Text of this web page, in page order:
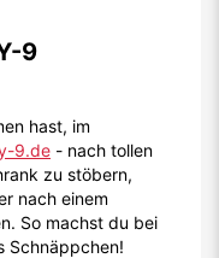
9
hast, im
9.de - nach tollen
zu stöbern,
nach einem
So machst du bei
Schnäppchen!